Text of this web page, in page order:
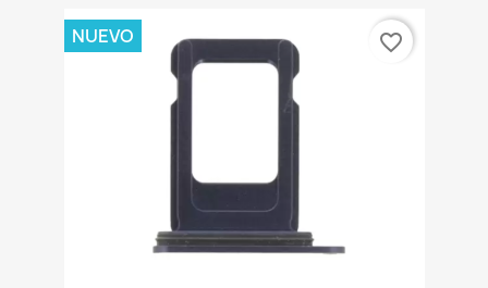
NUEVO favorite_border